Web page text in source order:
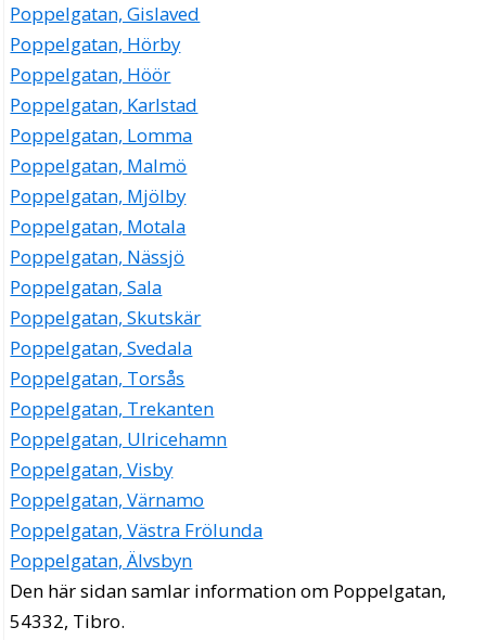
Poppelgatan, Gislaved
Poppelgatan, Hörby
Poppelgatan, Höör
Poppelgatan, Karlstad
Poppelgatan, Lomma
Poppelgatan, Malmö
Poppelgatan, Mjölby
Poppelgatan, Motala
Poppelgatan, Nässjö
Poppelgatan, Sala
Poppelgatan, Skutskär
Poppelgatan, Svedala
Poppelgatan, Torsås
Poppelgatan, Trekanten
Poppelgatan, Ulricehamn
Poppelgatan, Visby
Poppelgatan, Värnamo
Poppelgatan, Västra Frölunda
Poppelgatan, Älvsbyn
Den här sidan samlar information om Poppelgatan,
54332, Tibro.